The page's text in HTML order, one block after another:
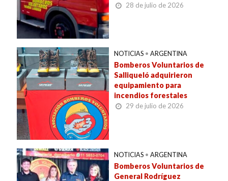
28 de julio de 2026
NOTICIAS • ARGENTINA
Bomberos Voluntarios de
Salliqueló adquirieron
equipamiento para
incendios forestales
29 de julio de 2026
NOTICIAS • ARGENTINA
Bomberos Voluntarios de
General Rodríguez